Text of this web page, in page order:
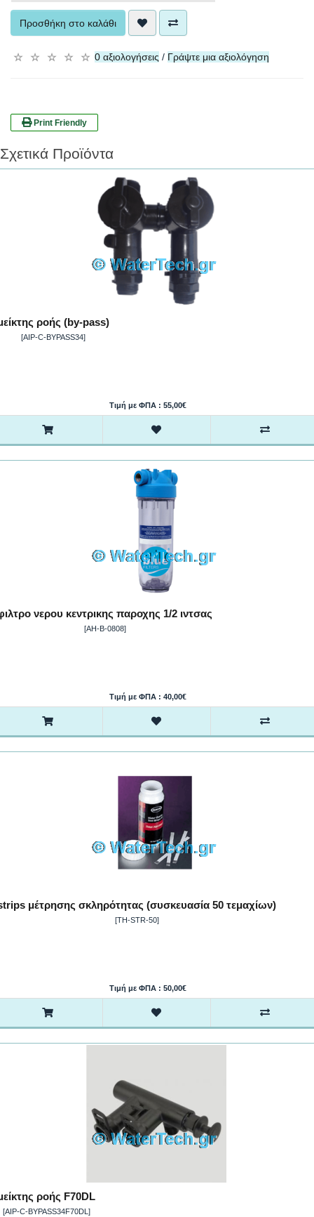
Προσθήκη στο καλάθι
☆ ☆ ☆ ☆ ☆ 0 αξιολογήσεις / Γράψτε μια αξιολόγηση
Print Friendly
Σχετικά Προϊόντα
ροής (by-pass)
[AIP-C-BYPASS34]
Τιμή με ΦΠΑ : 55,00€
νερου κεντρικης παροχης 1/2 ιντσας
[AH-B-0808]
Τιμή με ΦΠΑ : 40,00€
μέτρησης σκληρότητας (συσκευασία 50 τεμαχίων)
[TH-STR-50]
Τιμή με ΦΠΑ : 50,00€
ροής F70DL
[AIP-C-BYPASS34F70DL]